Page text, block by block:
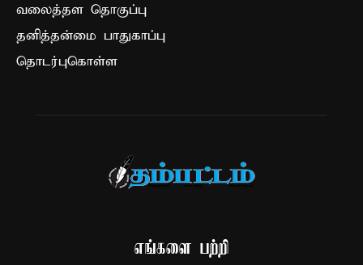
வலைத்தள தொகுப்பு
தனித்தன்மை பாதுகாப்பு
தொடர்புகொள்ள
எங்களை பற்றி